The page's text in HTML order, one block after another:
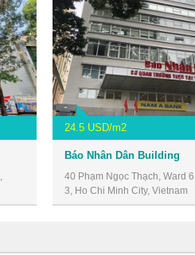
24.5 USD/m2
Báo Nhân Dân Building
40 Phạm Ngọc Thạch, Ward
3, Ho Chi Minh City, Vietnam